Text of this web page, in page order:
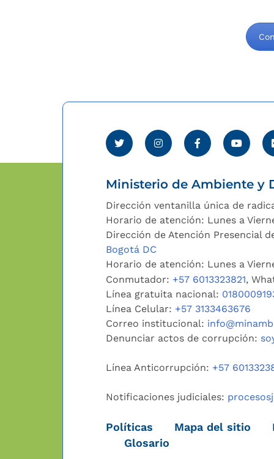
Ministerio de Ambiente y
Dirección ventanilla única de
Horario de atención: Lunes a
Dirección de Atención Presencial
Bogotá DC
Horario de atención: Lunes a
Conmutador: +57 6013323821,
Línea gratuita nacional:
Línea Celular: +57 3133463676
Correo institucional:
Denunciar actos de corrupción:
Línea Anticorrupción: +57
Notificaciones judiciales:
Políticas Mapa del sitio
Glosario